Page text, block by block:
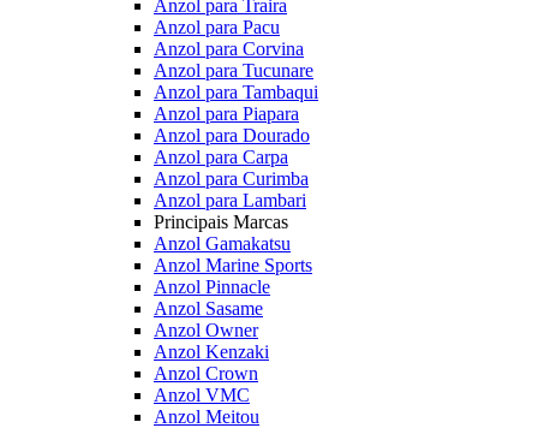
Anzol para Traira
Anzol para Pacu
Anzol para Corvina
Anzol para Tucunare
Anzol para Tambaqui
Anzol para Piapara
Anzol para Dourado
Anzol para Carpa
Anzol para Curimba
Anzol para Lambari
Principais Marcas
Anzol Gamakatsu
Anzol Marine Sports
Anzol Pinnacle
Anzol Sasame
Anzol Owner
Anzol Kenzaki
Anzol Crown
Anzol VMC
Anzol Meitou